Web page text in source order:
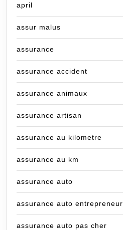
april
assur malus
assurance
assurance accident
assurance animaux
assurance artisan
assurance au kilometre
assurance au km
assurance auto
assurance auto entrepreneur
assurance auto pas cher